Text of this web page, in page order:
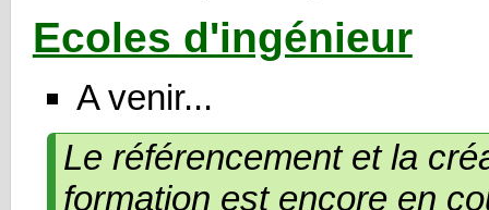
Ecoles d'ingénieur
A venir...
Le référencement et la
formation est encore en